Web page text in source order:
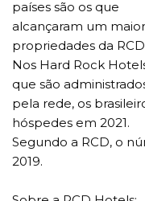
países são os que
alcançaram um
propriedades da
Nos Hard Rock
que são
pela rede, os
hóspedes em 2021.
Segundo a RCD, o
2019.